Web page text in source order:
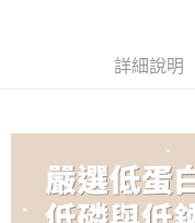
【「AFTEE先享後付」結帳
２．訂單成立數日內，您將
３．收到繳費通知簡訊後14
ATM／網路銀行／等多元方
※ 請注意：結帳手續完成當
購買商品的店家。未經商家
每筆NT$70，滿NT$999(
7-11取貨付款
每筆NT$70，滿
詳細說明